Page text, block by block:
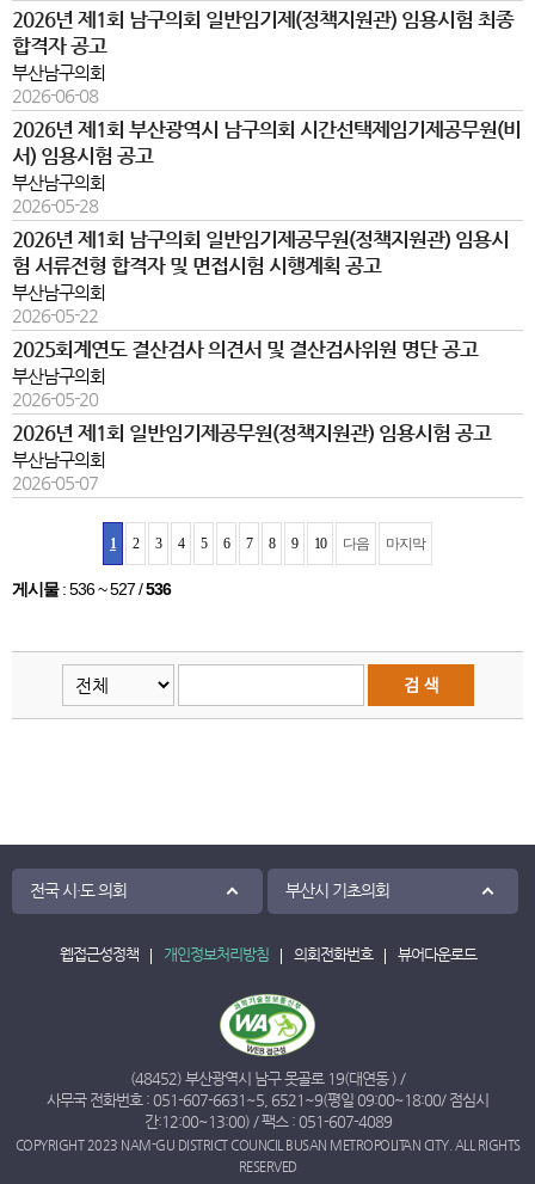
2026년 제1회 남구의회 일반임기제(정책지원관) 임용시험 최종
합격자 공고
부산남구의회
2026-06-08
2026년 제1회 부산광역시 남구의회 시간선택제임기제공무원(비
서) 임용시험 공고
부산남구의회
2026-05-28
2026년 제1회 남구의회 일반임기제공무원(정책지원관) 임용시
험 서류전형 합격자 및 면접시험 시행계획 공고
부산남구의회
2026-05-22
2025회계연도 결산검사 의견서 및 결산검사위원 명단 공고
부산남구의회
2026-05-20
2026년 제1회 일반임기제공무원(정책지원관) 임용시험 공고
부산남구의회
2026-05-07
1 2 3 4 5 6 7 8 9 10 다음 마지막
게시물: 536 ~ 527 /536
전국 시·도 의회 부산시 기초의회
웹접근성정책 개인정보처리방침 의회전화번호 뷰어다운로드
(48452) 부산광역시 남구 못골로 19(대연동 ) /
사무국 전화번호 : 051-607-6631 ~5 6521 ~9(평일 09:00~18:00/ 점심시
간:12:00~13:00) / 팩스 : 051-607-4089
COPYRIGHT 2023 NAM-GU DISTRICT COUNCIL BUSAN METROPOLITAN CITY. ALL RIGHTS
RESERVED